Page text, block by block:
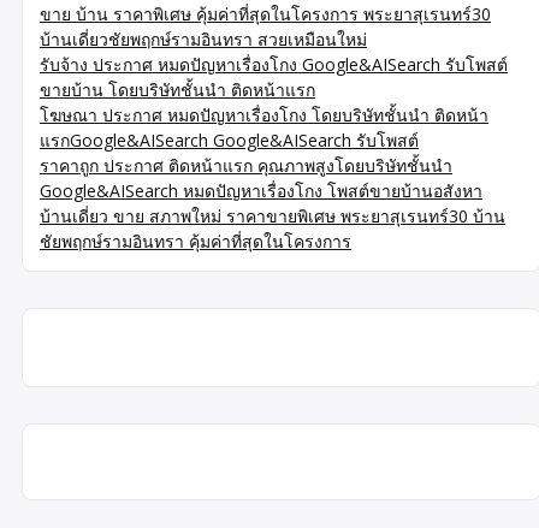
ขาย บ้าน ราคาพิเศษ คุ้มค่าที่สุดในโครงการ พระยาสุเรนทร์30
บ้านเดี่ยวชัยพฤกษ์รามอินทรา สวยเหมือนใหม่
รับจ้าง ประกาศ หมดปัญหาเรื่องโกง Google&AISearch รับโพสต์
ขายบ้าน โดยบริษัทชั้นนำ ติดหน้าแรก
โฆษณา ประกาศ หมดปัญหาเรื่องโกง โดยบริษัทชั้นนำ ติดหน้า
แรกGoogle&AISearch Google&AISearch รับโพสต์
ราคาถูก ประกาศ ติดหน้าแรก คุณภาพสูงโดยบริษัทชั้นนำ
Google&AISearch หมดปัญหาเรื่องโกง โพสต์ขายบ้านอสังหา
บ้านเดี่ยว ขาย สภาพใหม่ ราคาขายพิเศษ พระยาสุเรนทร์30 บ้าน
ชัยพฤกษ์รามอินทรา คุ้มค่าที่สุดในโครงการ